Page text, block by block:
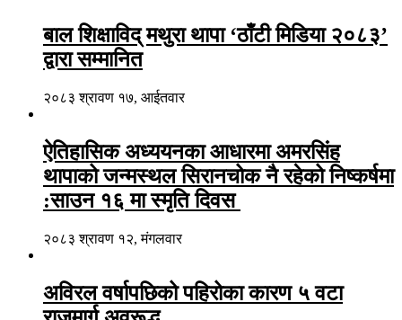
बाल शिक्षाविद् मथुरा थापा ‘ठाँटी मिडिया २०८३’
द्वारा सम्मानित
२०८३ श्रावण १७, आईतवार
ऐतिहासिक अध्ययनका आधारमा अमरसिंह
थापाको जन्मस्थल सिरानचोक नै रहेको निष्कर्षमा
:साउन १६ मा स्मृति दिवस
२०८३ श्रावण १२, मंगलवार
अविरल वर्षापछिको पहिरोका कारण ५ वटा